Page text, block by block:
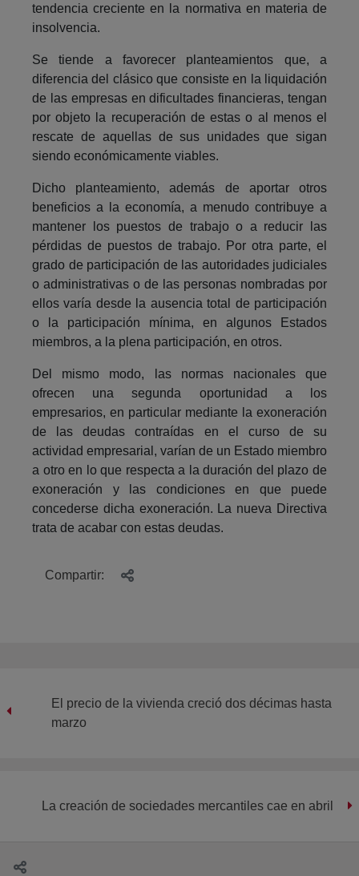
tendencia creciente en la normativa en materia de
insolvencia.
Se tiende a favorecer planteamientos que, a
diferencia del clásico que consiste en la liquidación
de las empresas en dificultades financieras, tengan
por objeto la recuperación de estas o al menos el
rescate de aquellas de sus unidades que sigan
siendo económicamente viables.
Dicho planteamiento, además de aportar otros
beneficios a la economía, a menudo contribuye a
mantener los puestos de trabajo o a reducir las
pérdidas de puestos de trabajo. Por otra parte, el
grado de participación de las autoridades judiciales
o administrativas o de las personas nombradas por
ellos varía desde la ausencia total de participación
o la participación mínima, en algunos Estados
miembros, a la plena participación, en otros.
Del mismo modo, las normas nacionales que
ofrecen una segunda oportunidad a los
empresarios, en particular mediante la exoneración
de las deudas contraídas en el curso de su
actividad empresarial, varían de un Estado miembro
a otro en lo que respecta a la duración del plazo de
exoneración y las condiciones en que puede
concederse dicha exoneración. La nueva Directiva
trata de acabar con estas deudas.
Compartir:
El precio de la vivienda creció dos décimas hasta
marzo
La creación de sociedades mercantiles cae en abril